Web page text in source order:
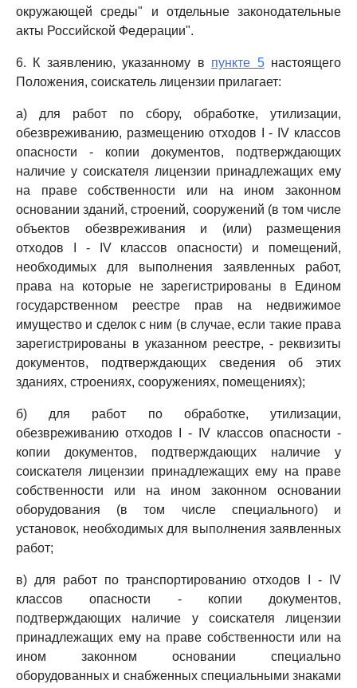
окружающей среды" и отдельные законодательные
акты Российской Федерации".
6. К заявлению, указанному в пункте 5настоящего
Положения, соискатель лицензии прилагает:
а) для работ по сбору, обработке, утилизации,
обезвреживанию, размещению отходов I - IV классов
опасности - копии документов, подтверждающих
наличие у соискателя лицензии принадлежащих ему
на праве собственности или на ином законном
основании зданий, строений, сооружений (в том числе
объектов обезвреживания и (или) размещения
отходов I - IV классов опасности) и помещений,
необходимых для выполнения заявленных работ,
права на которые не зарегистрированы в Едином
государственном реестре прав на недвижимое
имущество и сделок с ним (в случае, если такие права
зарегистрированы в указанном реестре, - реквизиты
документов, подтверждающих сведения об этих
зданиях, строениях, сооружениях, помещениях);
б) для работ по обработке, утилизации,
обезвреживанию отходов I - IV классов опасности -
копии документов, подтверждающих наличие у
соискателя лицензии принадлежащих ему на праве
собственности или на ином законном основании
оборудования (в том числе специального) и
установок, необходимых для выполнения заявленных
работ;
в) для работ по транспортированию отходов I - IV
классов опасности - копии документов,
подтверждающих наличие у соискателя лицензии
принадлежащих ему на праве собственности или на
ином законном основании специально
оборудованных и снабженных специальными знаками